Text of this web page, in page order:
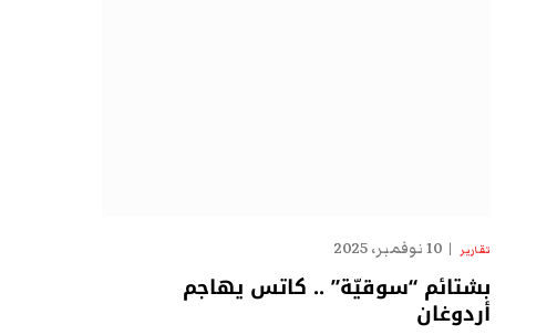
تقارير 10 نوفمبر، 2025
بشتائم “سوقيّة” .. كاتس يهاجم
أردوغان